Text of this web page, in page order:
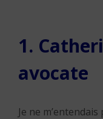
1.
avocate
Je ne